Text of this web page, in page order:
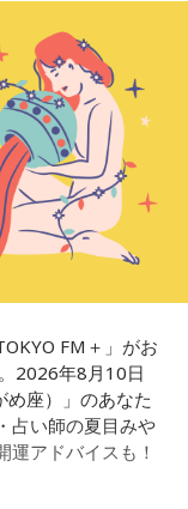
占い「マザー占
uranai.jp/
FM＋」がお
2026年8月10日
め座）」のあなた
占い師の夏目みや
アドバイスも！